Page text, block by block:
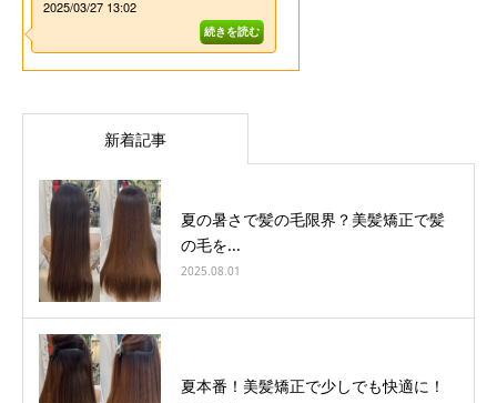
新着記事
夏の暑さで髪の毛限界？美髪矯正で髪
の毛を...
2025.08.01
夏本番！美髪矯正で少しでも快適に！